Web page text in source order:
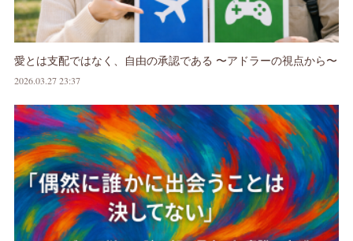
愛とは支配ではなく、自由の承認である 〜アドラーの視点から〜
2026.03.27 23:37